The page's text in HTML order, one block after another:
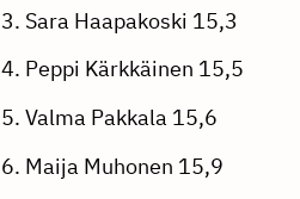
3. Sara Haapakoski 15,3
4. Peppi Kärkkäinen 15,5
5. Valma Pakkala 15,6
6. Maija Muhonen 15,9